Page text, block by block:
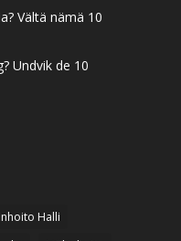
Vältä nämä 10
Undvik de 10
Halli